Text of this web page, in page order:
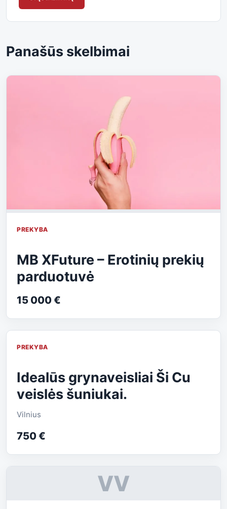
Panašūs skelbimai
PREKYBA
MB XFuture – Erotinių prekių
parduotuvė
15 000 €
PREKYBA
Idealūs grynaveisliai Ši Cu
veislės šuniukai.
Vilnius
750 €
VV